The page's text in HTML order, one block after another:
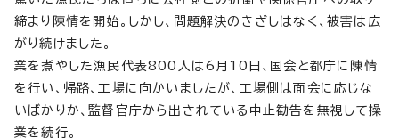
締まり陳情を開始。しかし、問題解決のきざしはなく、被害は広
がり続けました。
業を煮やした漁民代表800人は6月10日、国会と都庁に陳情
を行い、帰路、工場に向かいましたが、工場側は面会に応じな
いばかりか、監督官庁から出されている中止勧告を無視して操
業を続行。